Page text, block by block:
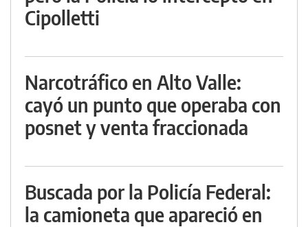
Cipolletti
Narcotráfico en Alto Valle:
cayó un punto que operaba con
posnet y venta fraccionada
Buscada por la Policía Federal:
la camioneta que apareció en